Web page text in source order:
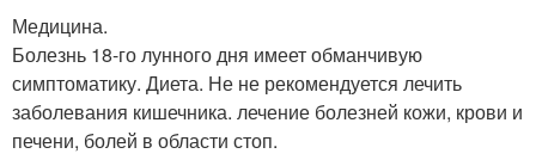
Медицина.
Болезнь 18-го лунного дня имеет обманчивую
симптоматику. Диета. Не не рекомендуется лечить
заболевания кишечника. лечение болезней кожи, крови и
печени, болей в области стоп.